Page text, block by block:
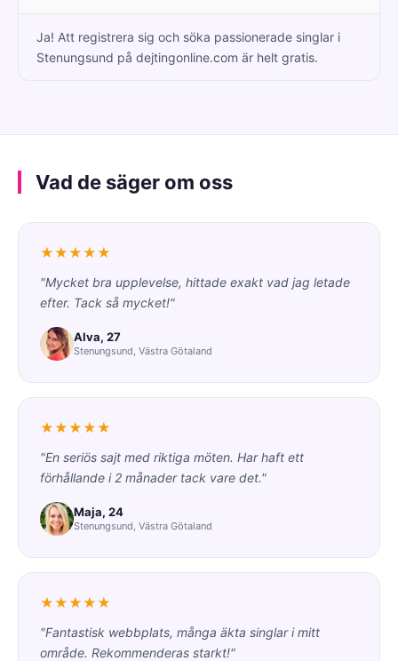
Ja! Att registrera sig och söka passionerade singlar i
Stenungsund på dejtingonline.com är helt gratis.
Vad de säger om oss
★★★★★
"Mycket bra upplevelse, hittade exakt vad jag letade
efter. Tack så mycket!"
Alva, 27
Stenungsund, Västra Götaland
★★★★★
"En seriös sajt med riktiga möten. Har haft ett
förhållande i 2 månader tack vare det."
Maja, 24
Stenungsund, Västra Götaland
★★★★★
"Fantastisk webbplats, många äkta singlar i mitt
område. Rekommenderas starkt!"